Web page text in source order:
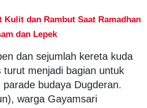
Kulit dan Rambut Saat Ramadhan
dan Lepek
dan sejumlah kereta kuda
turut menjadi bagian untuk
budaya Dugderan.
warga Gayamsari